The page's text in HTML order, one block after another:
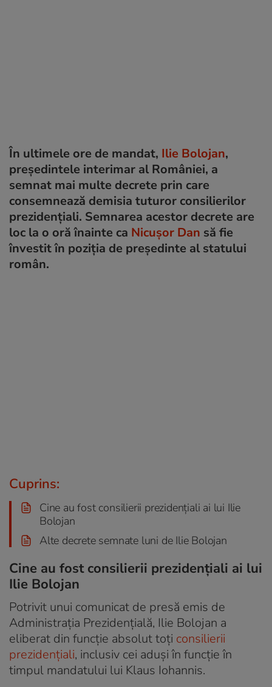
În ultimele ore de mandat, Ilie Bolojan,
președintele interimar al României, a
semnat mai multe decrete prin care
consemnează demisia tuturor consilierilor
prezidențiali. Semnarea acestor decrete are
loc la o oră înainte ca Nicușor Dan să fie
învestit în poziția de președinte al statului
român.
Cuprins:
Cine au fost consilierii prezidențiali ai lui Ilie
Bolojan
Alte decrete semnate luni de Ilie Bolojan
Cine au fost consilierii prezidențiali ai lui
Ilie Bolojan
Potrivit unui comunicat de presă emis de
Administrația Prezidențială, Ilie Bolojan a
eliberat din funcție absolut toți consilierii
prezidențiali, inclusiv cei aduși în funcție în
timpul mandatului lui Klaus Iohannis.